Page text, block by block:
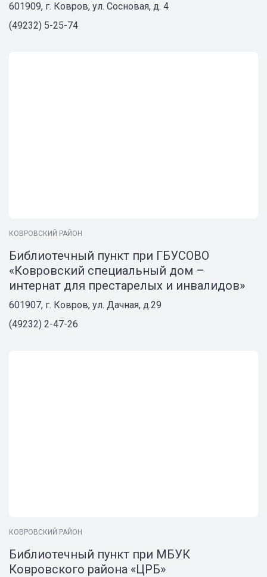
601909, г. Ковров, ул. Сосновая, д. 4
(49232) 5-25-74
КОВРОВСКИЙ РАЙОН
Библиотечный пункт при ГБУСОВО
«Ковровский специальный дом –
интернат для престарелых и инвалидов»
601907, г. Ковров, ул. Дачная, д.29
(49232) 2-47-26
КОВРОВСКИЙ РАЙОН
Библиотечный пункт при МБУК
Ковровского района «ЦРБ»